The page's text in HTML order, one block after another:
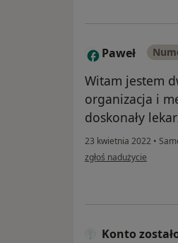
P Paweł
Witam jestem
organizacja i
doskonały
23 kwietnia 2022 •
w opinii użytkownika
zgłoś nadużycie
Konto